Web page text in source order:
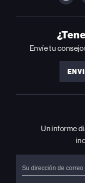
ON
Envíe tu
Un informe